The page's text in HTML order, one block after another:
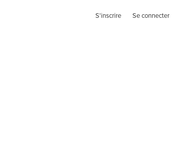
S'inscrire Se connecter